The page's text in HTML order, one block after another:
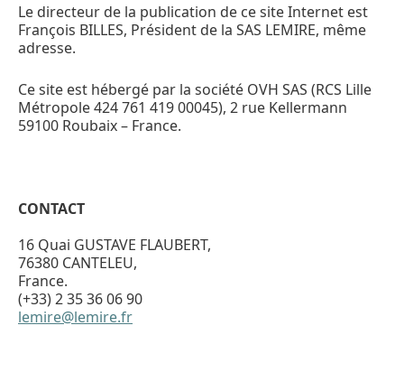
Le directeur de la publication de ce site Internet est
François BILLES, Président de la SAS LEMIRE, même
adresse.
Ce site est hébergé par la société OVH SAS (RCS Lille
Métropole 424 761 419 00045), 2 rue Kellermann
59100 Roubaix – France.
CONTACT
16 Quai GUSTAVE FLAUBERT,
76380 CANTELEU,
France.
(+33) 2 35 36 06 90
lemire@lemire.fr